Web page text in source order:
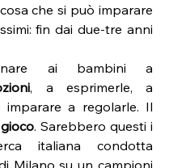
che si può imparare
fin dai due-tre anni
ai bambini a
, a esprimerle, a
imparare a regolarle. Il
gioco. Sarebbero questi i
italiana condotta